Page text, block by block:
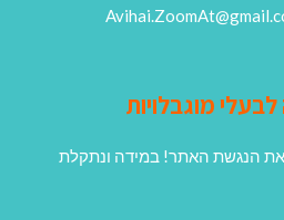
מוגבלויות
הנגשת האתר! במידה ונתקלת